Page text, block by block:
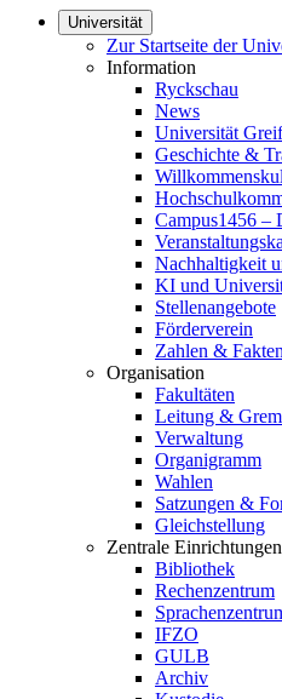
Universität
Zur Startseite der
Information
Ryckschau
News
Universität
Geschichte &
Campus1456 –
Nachhaltigkeit
KI und
Stellenangebote
Förderverein
Zahlen & Fakten
Organisation
Fakultäten
Leitung &
Verwaltung
Organigramm
Wahlen
Satzungen &
Gleichstellung
Zentrale Einrichtungen
Bibliothek
Rechenzentrum
IFZO
GULB
Archiv